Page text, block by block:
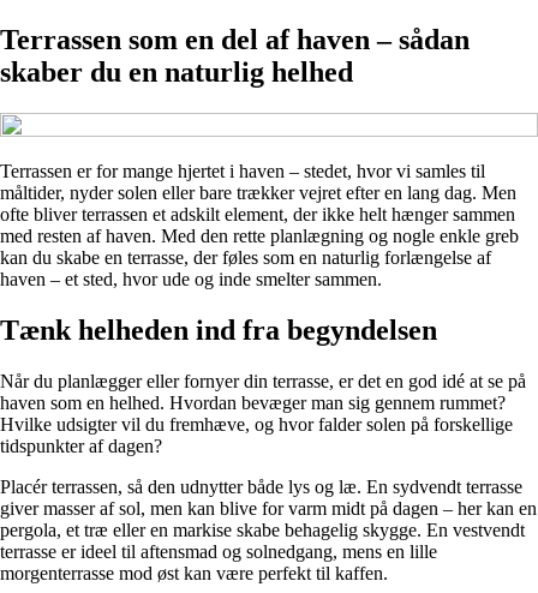
Terrassen som en del af haven – sådan
skaber du en naturlig helhed
Terrassen er for mange hjertet i haven – stedet, hvor vi samles til
måltider, nyder solen eller bare trækker vejret efter en lang dag. Men
ofte bliver terrassen et adskilt element, der ikke helt hænger sammen
med resten af haven. Med den rette planlægning og nogle enkle greb
kan du skabe en terrasse, der føles som en naturlig forlængelse af
haven – et sted, hvor ude og inde smelter sammen.
Tænk helheden ind fra begyndelsen
Når du planlægger eller fornyer din terrasse, er det en god idé at se på
haven som en helhed. Hvordan bevæger man sig gennem rummet?
Hvilke udsigter vil du fremhæve, og hvor falder solen på forskellige
tidspunkter af dagen?
Placér terrassen, så den udnytter både lys og læ. En sydvendt terrasse
giver masser af sol, men kan blive for varm midt på dagen – her kan en
pergola, et træ eller en markise skabe behagelig skygge. En vestvendt
terrasse er ideel til aftensmad og solnedgang, mens en lille
morgenterrasse mod øst kan være perfekt til kaffen.